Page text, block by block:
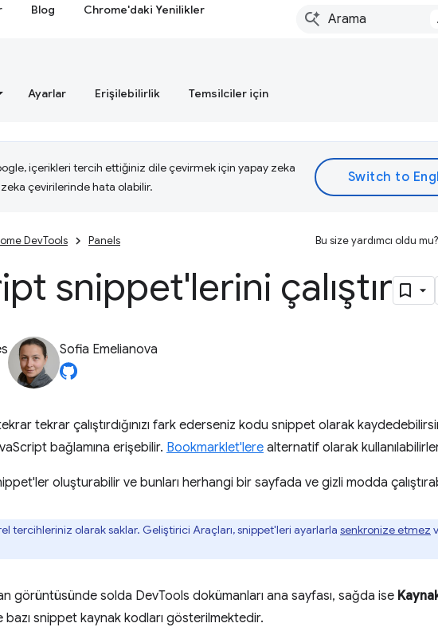
Blog Chrome'daki Yenilikler
Ayarlar Erişilebilirlik Temsilciler için
içerikleri tercih ettiğiniz dile çevirmek için yapay zeka
çevirilerinde hata olabilir.
DevTools Panels Bu size yardımcı oldu mu?
snippet'lerini çalıştır
Sofia Emelianova
tekrar çalıştırdığınızı fark ederseniz kodu snippet olarak
bağlamına erişebilir. Bookmarklet'lere alternatif olarak
oluşturabilir ve bunları herhangi bir sayfada ve gizli modda
tercihleriniz olarak saklar. Geliştirici Araçları, snippet'leri ayarlarla senkronize etmez
görüntüsünde solda DevTools dokümanları ana sayfası, sağda ise
bazı snippet kaynak kodları gösterilmektedir.